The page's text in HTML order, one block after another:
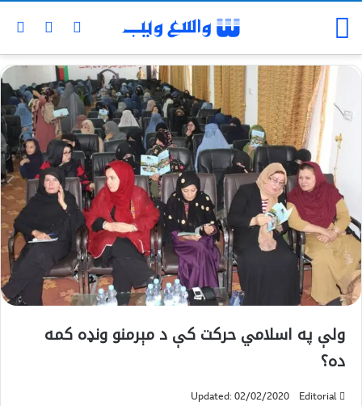
ولې په اسلامي حرکت کې د مېرمنو ونډه کمه
ده؟
Editorial
Updated: 02/02/2020